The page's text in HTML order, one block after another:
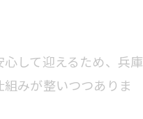
して迎えるため、兵庫
みが整いつつありま